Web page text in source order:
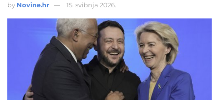
by Novine.hr 15. svibnja 2026.